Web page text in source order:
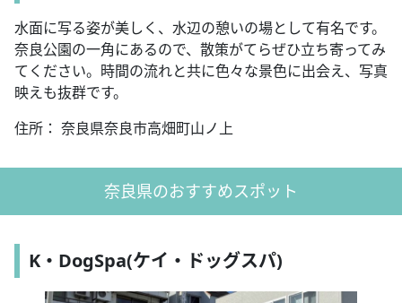
水面に写る姿が美しく、水辺の憩いの場として有名です。
奈良公園の一角にあるので、散策がてらぜひ立ち寄ってみ
てください。時間の流れと共に色々な景色に出会え、写真
映えも抜群です。
住所： 奈良県奈良市高畑町山ノ上
奈良県のおすすめスポット
K・DogSpa(ケイ・ドッグスパ)